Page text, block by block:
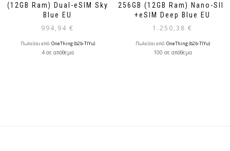
(12GB Ram) Dual-eSIM Sky
Blue EU
994,94 €
Πωλείται από:OneThing (b2b-TlYu)
4 σε απόθεμα
256GB (12GB Ram) Nano-SIM
+eSIM Deep Blue EU
1.250,38 €
Πωλείται από:OneThing (b2b-TlYu)
100 σε απόθεμα